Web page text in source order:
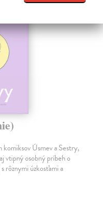
komiksov Úsmev a Sestry,
vtipný osobný príbeh o
rôznymi úzkosťami a